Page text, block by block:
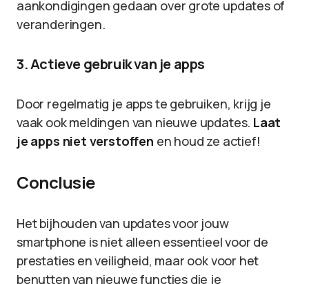
aankondigingen gedaan over grote updates of
veranderingen.
3. Actieve gebruik van je apps
Door regelmatig je apps te gebruiken, krijg je
vaak ook meldingen van nieuwe updates. Laat
je apps niet verstoffen en houd ze actief!
Conclusie
Het bijhouden van updates voor jouw
smartphone is niet alleen essentieel voor de
prestaties en veiligheid, maar ook voor het
benutten van nieuwe functies die je